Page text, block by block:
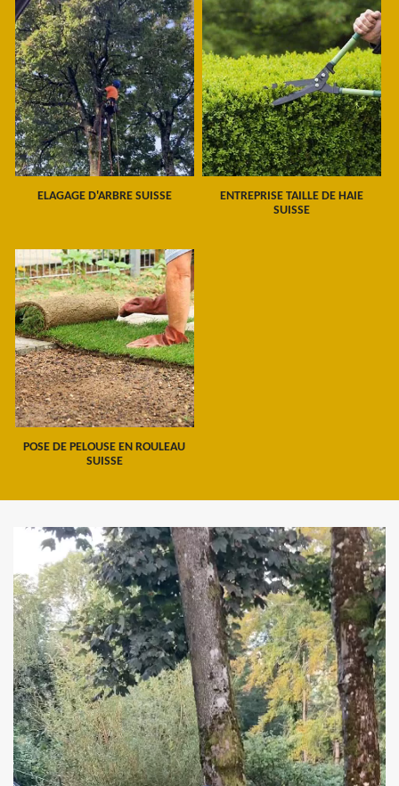
ELAGAGE D'ARBRE SUISSE
ENTREPRISE TAILLE DE HAIE
SUISSE
POSE DE PELOUSE EN ROULEAU
SUISSE